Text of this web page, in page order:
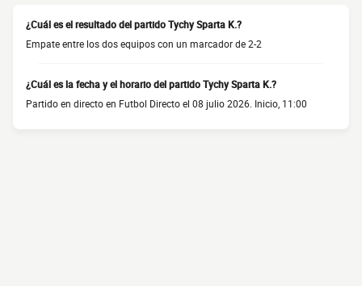
¿Cuál es el resultado del partido Tychy Sparta K.?
Empate entre los dos equipos con un marcador de 2-2
¿Cuál es la fecha y el horario del partido Tychy Sparta K.?
Partido en directo en Futbol Directo el 08 julio 2026. Inicio, 11:00